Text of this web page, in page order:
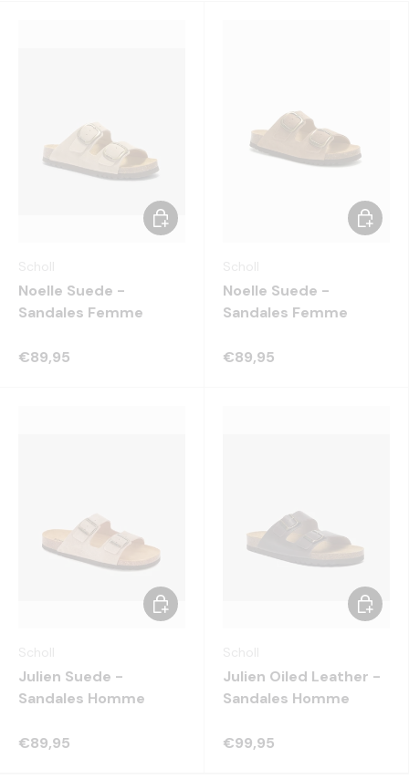
Noelle Suede -
Sandales Femme
€89,95
Choisir les options
Noelle Suede -
Sandales Femme
€89,95
Choisir
Julien Suede -
Sandales Homme
€89,95
Choisir les options
Julien Oiled Leather -
Sandales Homme
€99,95
Choisir